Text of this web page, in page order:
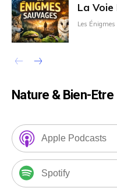
La Voie
Les Énigmes
Nature & Bien-Etre
Apple Podcasts
Spotify